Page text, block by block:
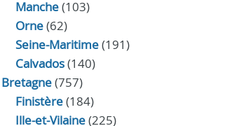
Manche(103)
Orne(62)
Seine-Maritime(191)
Calvados(140)
Bretagne(757)
Finistère(184)
Ille-et-Vilaine(225)